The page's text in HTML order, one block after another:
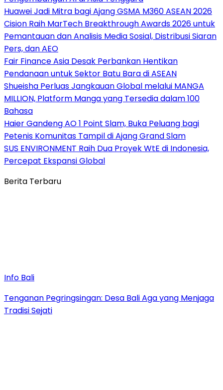
Huawei Jadi Mitra bagi Ajang GSMA M360 ASEAN 2026
Cision Raih MarTech Breakthrough Awards 2026 untuk
Pemantauan dan Analisis Media Sosial, Distribusi Siaran
Pers, dan AEO
Fair Finance Asia Desak Perbankan Hentikan
Pendanaan untuk Sektor Batu Bara di ASEAN
Shueisha Perluas Jangkauan Global melalui MANGA
MILLION, Platform Manga yang Tersedia dalam 100
Bahasa
Haier Gandeng AO 1 Point Slam, Buka Peluang bagi
Petenis Komunitas Tampil di Ajang Grand Slam
SUS ENVIRONMENT Raih Dua Proyek WtE di Indonesia,
Percepat Ekspansi Global
Berita Terbaru
Info Bali
Tenganan Pegringsingan: Desa Bali Aga yang Menjaga
Tradisi Sejati